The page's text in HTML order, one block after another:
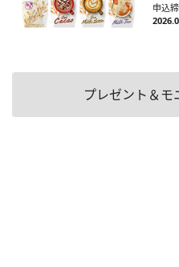
申込
プレゼント＆モ